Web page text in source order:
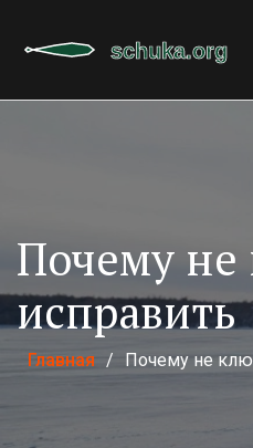
Почему не
исправить
Главная / Почему не